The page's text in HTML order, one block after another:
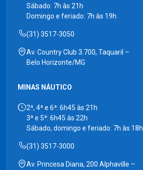
Sábado: 7h às 21h
Domingo e feriado: 7h às 19h
(31) 3517-3050
Av. Country Club 3.700, Taquaril –
Belo Horizonte/MG
MINAS NÁUTICO
2ª, 4ª e 6ª: 6h45 às 21h
3ª e 5ª: 6h45 às 22h
Sábado, domingo e feriado: 7h às 18h
(31) 3517-3000
Av. Princesa Diana, 200 Alphaville –